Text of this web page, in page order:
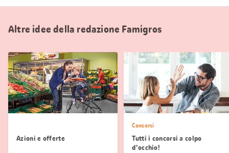
Altre idee della redazione Famigros
Azioni e offerte
Concorsi
Tutti i concorsi a colpo
d'occhio!